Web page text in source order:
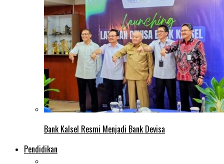
Bank Kalsel Resmi Menjadi Bank Devisa
Pendidikan